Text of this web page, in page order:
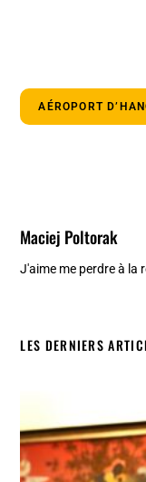
AÉROPORT
Maciej Poltorak
J'aime me perdre à la
LES DERNIERS